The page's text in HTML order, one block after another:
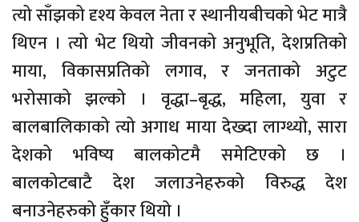
त्यो साँझको दृश्य केवल नेता र स्थानीयबीचको भेट मात्रै
थिएन । त्यो भेट थियो जीवनको अनुभूति, देशप्रतिको
माया, विकासप्रतिको लगाव, र जनताको अटुट
भरोसाको झल्को । वृद्धा–बृद्ध, महिला, युवा र
बालबालिकाको त्यो अगाध माया देख्दा लाग्थ्यो, सारा
देशको भविष्य बालकोटमै समेटिएको छ ।
बालकोटबाटै देश जलाउनेहरुको विरुद्ध देश
बनाउनेहरुको हुँकार थियो ।